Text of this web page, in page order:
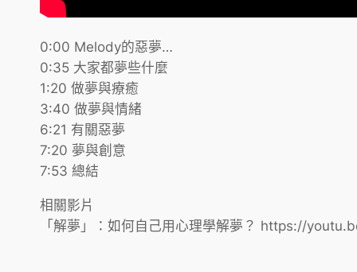
0:00 Melody的惡夢…
0:35 大家都夢些什麼
1:20 做夢與療癒
3:40 做夢與情緒
6:21 有關惡夢
7:20 夢與創意
7:53 總結
相關影片
「解夢」：如何自己用心理學解夢？ https://